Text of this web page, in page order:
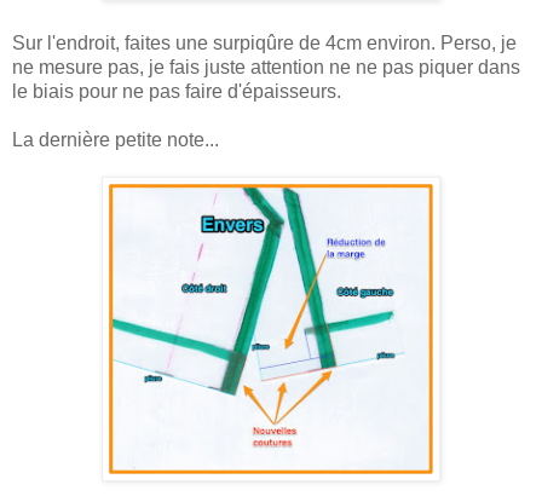
Sur l'endroit, faites une surpiqûre de 4cm environ. Perso, je
ne mesure pas, je fais juste attention ne ne pas piquer dans
le biais pour ne pas faire d'épaisseurs.
La dernière petite note...